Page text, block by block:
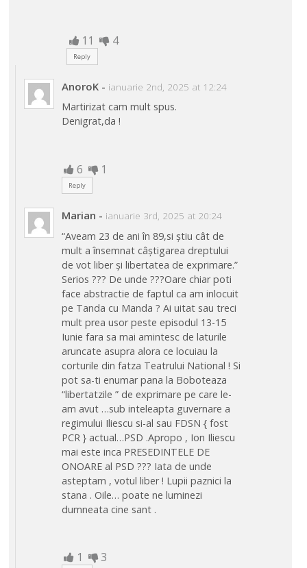
11 4
Reply
AnoroK - ianuarie 2nd, 2025 at 12:24
Martirizat cam mult spus.
Denigrat,da !
6 1
Reply
Marian - ianuarie 3rd, 2025 at 20:24
“Aveam 23 de ani în 89,si știu cât de
mult a însemnat câștigarea dreptului
de vot liber și libertatea de exprimare.”
Serios ??? De unde ???Oare chiar poti
face abstractie de faptul ca am inlocuit
pe Tanda cu Manda ? Ai uitat sau treci
mult prea usor peste episodul 13-15
Iunie fara sa mai amintesc de laturile
aruncate asupra alora ce locuiau la
corturile din fatza Teatrului National ! Si
pot sa-ti enumar pana la Boboteaza
“libertatzile ” de exprimare pe care le-
am avut …sub inteleapta guvernare a
regimului Iliescu si-al sau FDSN { fost
PCR } actual…PSD .Apropo , Ion Iliescu
mai este inca PRESEDINTELE DE
ONOARE al PSD ??? Iata de unde
asteptam , votul liber ! Lupii paznici la
stana . Oile… poate ne luminezi
dumneata cine sant .
1 3